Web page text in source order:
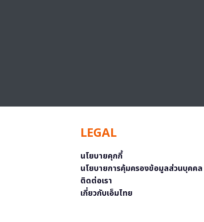
LEGAL
นโยบายคุกกี้
นโยบายการคุ้มครองข้อมูลส่วนบุคคล
ติดต่อเรา
เกี่ยวกับเอ็มไทย